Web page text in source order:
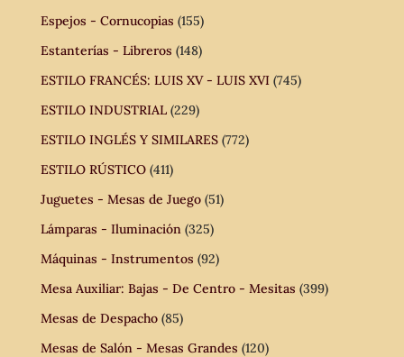
Espejos - Cornucopias (155)
Estanterías - Libreros (148)
ESTILO FRANCÉS: LUIS XV - LUIS XVI (745)
ESTILO INDUSTRIAL (229)
ESTILO INGLÉS Y SIMILARES (772)
ESTILO RÚSTICO (411)
Juguetes - Mesas de Juego (51)
Lámparas - Iluminación (325)
Máquinas - Instrumentos (92)
Mesa Auxiliar: Bajas - De Centro - Mesitas (399)
Mesas de Despacho (85)
Mesas de Salón - Mesas Grandes (120)